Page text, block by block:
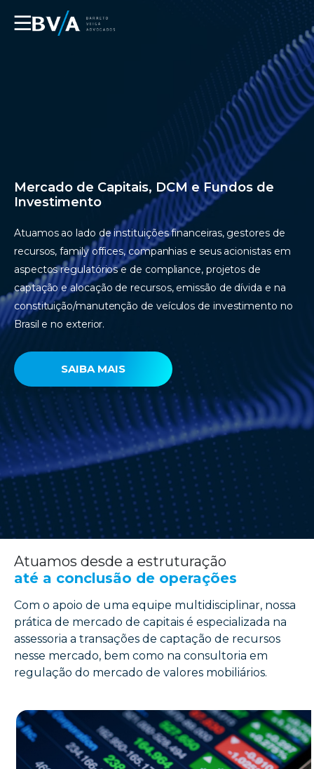
☰
Mercado de Capitais, DCM e Fundos de
Investimento
Atuamos ao lado de instituições financeiras, gestores de
recursos, family offices, companhias e seus acionistas em
aspectos regulatórios e de compliance, projetos de
captação e alocação de recursos, emissão de dívida e na
constituição/manutenção de veículos de investimento no
Brasil e no exterior.
SAIBA MAIS
Atuamos desde a estruturação
até a conclusão de operações
Com o apoio de uma equipe multidisciplinar, nossa
prática de mercado de capitais é especializada na
assessoria a transações de captação de recursos
nesse mercado, bem como na consultoria em
regulação do mercado de valores mobiliários.